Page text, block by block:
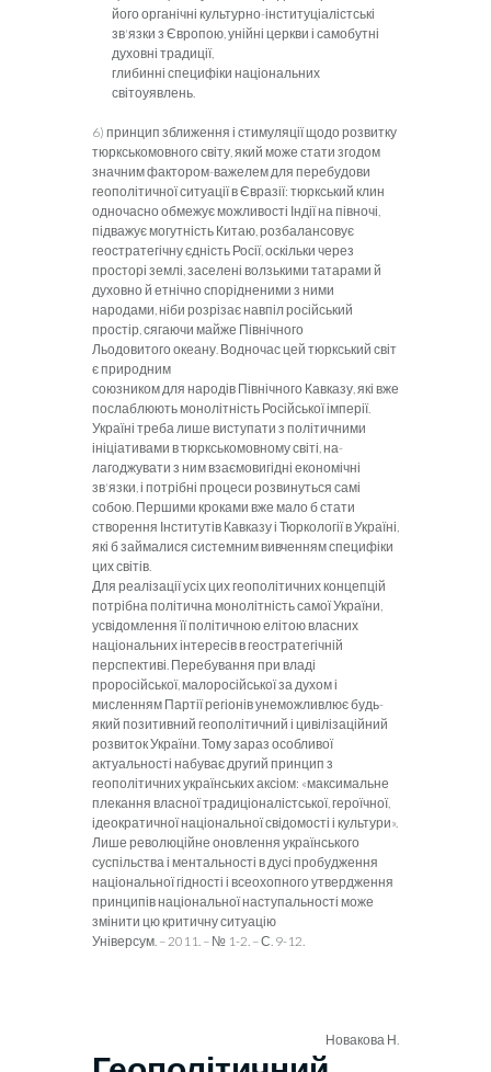
його органічні культурно-інституціалістські
зв'язки з Європою, унійні церкви і самобутні
духовні традиції,
глибинні специфіки національних
світоуявлень.
6) принцип зближення і стимуляції щодо розвитку
тюркськомовного світу, який може стати згодом
значним фактором-важелем для перебудови
геополітичної ситуації в Євразії: тюрксь­кий клин
одночасно обмежує можливості Індії на півночі,
підва­жує могутність Китаю, розбалансовує
геостратегічну єдність Росії, оскільки через
просторі землі, заселені волзькими татара­ми й
духовно й етнічно спорідненими з ними
народами, ніби розрізає навпіл російський
простір, сягаючи майже Північного
Льодовитого океану. Водночас цей тюркський світ
є природним
союзником для народів Північного Кавказу, які вже
послаб­люють монолітність Російської імперії.
Україні треба лише вис­тупати з політичними
ініціативами в тюркськомовному світі, на­
лагоджувати з ним взаємовигідні економічні
зв'язки, і потрібні процеси розвинуться самі
собою. Першими кроками вже мало б стати
створення Інститутів Кавказу і Тюркології в Україні,
які б займалися системним вивченням специфіки
цих світів.
Для реалізації усіх цих геополітичних концепцій
потрібна політична монолітність самої України,
усвідомлення її політич­ною елітою власних
національних інтересів в геостратегічній
перспективі. Перебування при владі
проросійської, малоросійсь­кої за духом і
мисленням Партії регіонів унеможливлює будь-
який позитивний геополітичний і цивілізаційний
розвиток Укра­їни. Тому зараз особливої
актуальності набуває другий принцип з
геополітичних українських аксіом: «максимальне
плекання власної традиціоналістської, героїчної,
ідеократичної націо­нальної свідомості і культури».
Лише революційне оновлення українського
суспільства і ментальності в дусі пробудження
на­ціональної гідності і всеохопного утвердження
принципів націо­нальної наступальності може
змінити цю критичну ситуацію
Універсум. – 2011. – № 1-2. – С. 9-12.
Новакова Н.